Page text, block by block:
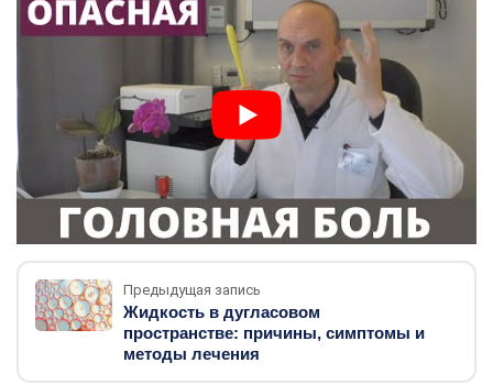
Предыдущая запись
Жидкость в дугласовом
пространстве: причины, симптомы и
методы лечения